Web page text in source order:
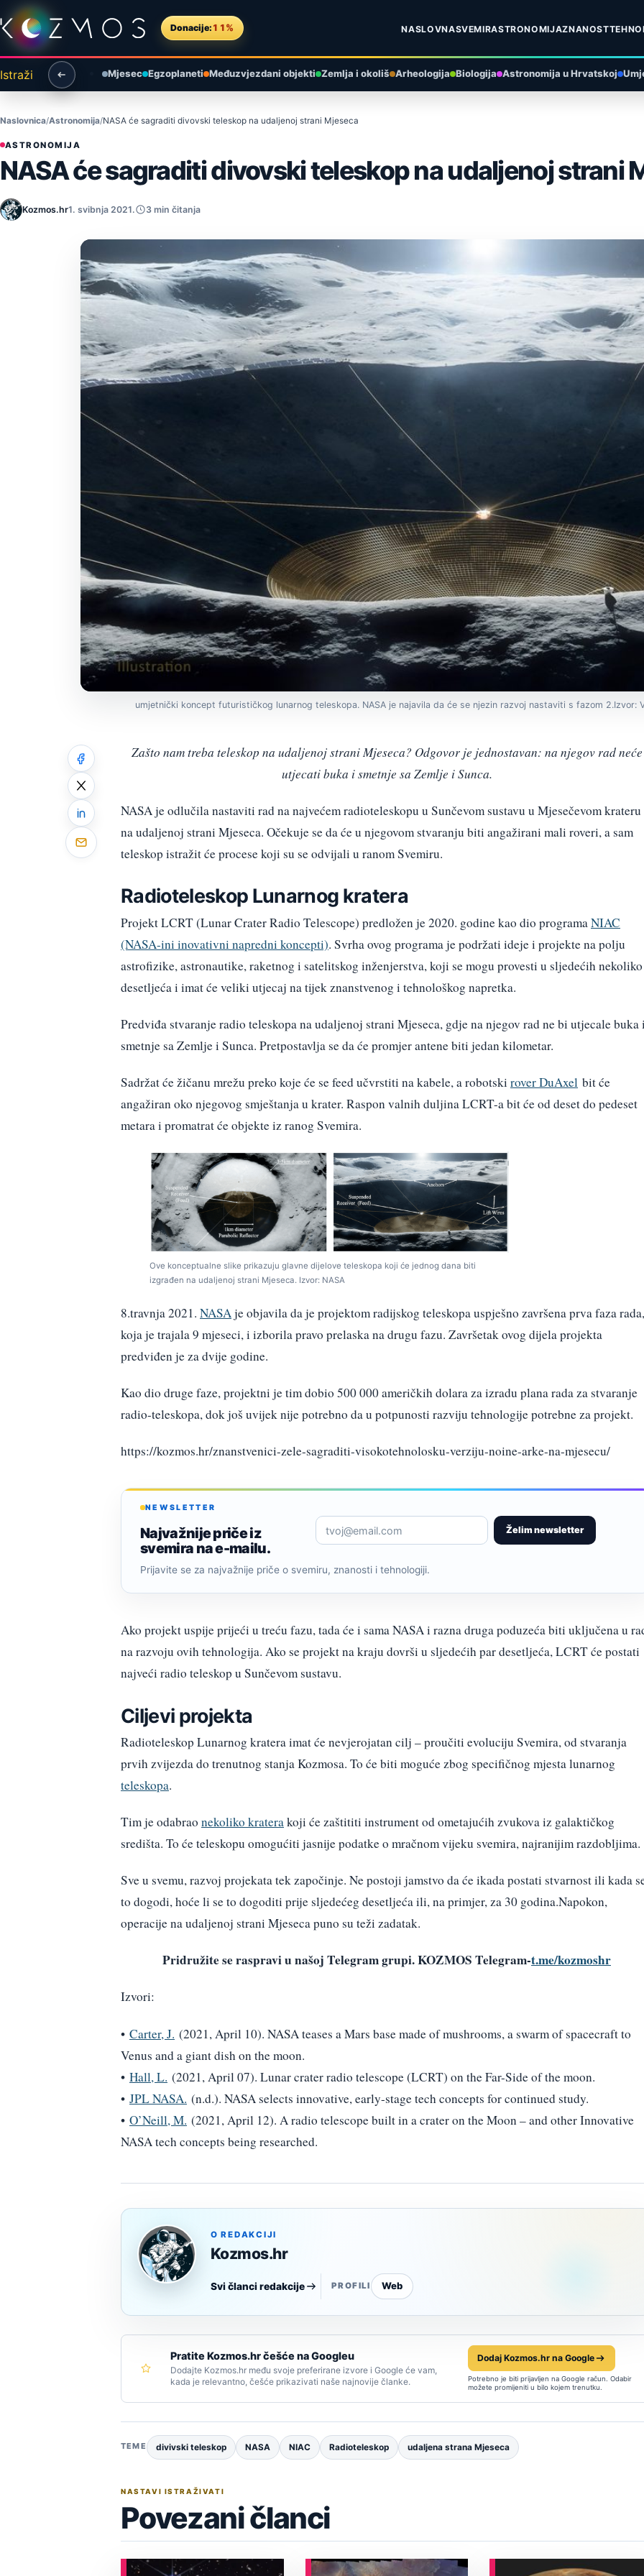
Preskoči na sadržaj
Donacije: 11% NASLOVNASVEMIRASTRONOMIJAZNANOST
Istraži Mjesec Egzoplaneti Međuzvjezdani objekti Zemlja i okoliš Arheologija Biologija Astronomija u Hrvatskoj
Naslovnica Astronomija NASA će sagraditi divovski teleskop na udaljenoj strani Mjeseca
ASTRONOMIJA
NASA će sagraditi divovski teleskop na udaljenoj strani
Kozmos.hr1. svibnja 2021. 3 min čitanja
umjetnički koncept futurističkog lunarnog teleskopa. NASA je najavila da će se njezin razvoj nastaviti s fazom 2.Izvor:
Zašto nam treba teleskop na udaljenoj strani Mjeseca? Odgovor je jednostavan: na njegov rad neće
utjecati buka i smetnje sa Zemlje i Sunca.
NASA je odlučila nastaviti rad na najvećem radioteleskopu u Sunčevom sustavu u Mjesečevom krateru
na udaljenoj strani Mjeseca. Očekuje se da će u njegovom stvaranju biti angažirani mali roveri, a sam
teleskop istražit će procese koji su se odvijali u ranom Svemiru.
Radioteleskop Lunarnog kratera
Projekt LCRT (Lunar Crater Radio Telescope) predložen je 2020. godine kao dio programaNIAC
(NASA-ini inovativni napredni koncepti). Svrha ovog programa je podržati ideje i projekte na polju
astrofizike, astronautike, raketnog i satelitskog inženjerstva, koji se mogu provesti u sljedećih nekoliko
desetljeća i imat će veliki utjecaj na tijek znanstvenog i tehnološkog napretka.
Predviđa stvaranje radio teleskopa na udaljenoj strani Mjeseca, gdje na njegov rad ne bi utjecale buka
smetnje sa Zemlje i Sunca. Pretpostavlja se da će promjer antene biti jedan kilometar.
Sadržat će žičanu mrežu preko koje će se feed učvrstiti na kabele, a robotski rover DuAxel bit će
angažiran oko njegovog smještanja u krater. Raspon valnih duljina LCRT-a bit će od deset do pedeset
metara i promatrat će objekte iz ranog Svemira.
Ove konceptualne slike prikazuju glavne dijelove teleskopa koji će jednog dana biti
izgrađen na udaljenoj strani Mjeseca. Izvor: NASA
8.travnja 2021. NASAje objavila da je projektom radijskog teleskopa uspješno završena prva faza rada,
koja je trajala 9 mjeseci, i izborila pravo prelaska na drugu fazu. Završetak ovog dijela projekta
predviđen je za dvije godine.
Kao dio druge faze, projektni je tim dobio 500 000 američkih dolara za izradu plana rada za stvaranje
radio-teleskopa, dok još uvijek nije potrebno da u potpunosti razviju tehnologije potrebne za projekt.
https://kozmos.hr/znanstvenici-zele-sagraditi-visokotehnolosku-verziju-noine-arke-na-mjesecu/
NEWSLETTER
Najvažnije priče iz
svemira na e-mailu.
Želim newsletter
Prijavite se za najvažnije priče o svemiru, znanosti i tehnologiji.
Ako projekt uspije prijeći u treću fazu, tada će i sama NASA i razna druga poduzeća biti uključena u
na razvoju ovih tehnologija. Ako se projekt na kraju dovrši u sljedećih par desetljeća, LCRT će postati
najveći radio teleskop u Sunčevom sustavu.
Ciljevi projekta
Radioteleskop Lunarnog kratera imat će nevjerojatan cilj – proučiti evoluciju Svemira, od stvaranja
prvih zvijezda do trenutnog stanja Kozmosa. To će biti moguće zbog specifičnog mjesta lunarnog
teleskopa.
Tim je odabrao nekoliko kraterakoji će zaštititi instrument od ometajućih zvukova iz galaktičkog
središta. To će teleskopu omogućiti jasnije podatke o mračnom vijeku svemira, najranijim razdobljima.
Sve u svemu, razvoj projekata tek započinje. Ne postoji jamstvo da će ikada postati stvarnost ili kada
to dogodi, hoće li se to dogoditi prije sljedećeg desetljeća ili, na primjer, za 30 godina.Napokon,
operacije na udaljenoj strani Mjeseca puno su teži zadatak.
Pridružite se raspravi u našoj Telegram grupi. KOZMOS Telegram-t.me/kozmoshr
Izvori:
• Carter, J. (2021, April 10). NASA teases a Mars base made of mushrooms, a swarm of spacecraft to
Venus and a giant dish on the moon.
• Hall, L. (2021, April 07). Lunar crater radio telescope (LCRT) on the Far-Side of the moon.
• JPL NASA. (n.d.). NASA selects innovative, early-stage tech concepts for continued study.
• O’Neill, M. (2021, April 12). A radio telescope built in a crater on the Moon – and other Innovative
NASA tech concepts being researched.
O REDAKCIJI
Kozmos.hr
Svi članci redakcije PROFILI Web
Pratite Kozmos.hr češće na Googleu
Dodajte Kozmos.hr među svoje preferirane izvore i Google će vam,
kada je relevantno, češće prikazivati naše najnovije članke.
Dodaj Kozmos.hr na Google
Potrebno je biti prijavljen na Google račun. Odabir
možete promijeniti u bilo kojem trenutku.
TEME divivski teleskop NASA NIAC Radioteleskop udaljena strana Mjeseca
NASTAVI ISTRAŽIVATI
Povezani članci